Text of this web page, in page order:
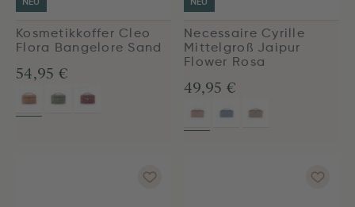
NEU
Kosmetikkoffer Cleo
Flora Bangelore Sand
54,95 €
NEU
Necessaire Cyrille
Mittelgroß Jaipur
Flower Rosa
49,95 €